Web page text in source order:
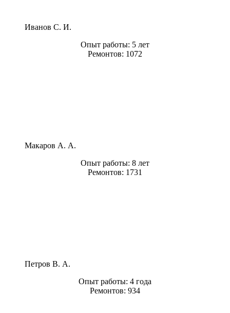
Иванов С. И.
Опыт работы: 5 лет
Ремонтов: 1072
Макаров А. А.
Опыт работы: 8 лет
Ремонтов: 1731
Петров В. А.
Опыт работы: 4 года
Ремонтов: 934